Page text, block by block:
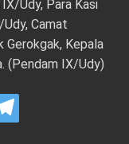
Udy, Para Kasi
Camat
Gerokgak, Kepala
(Pendam IX/Udy)